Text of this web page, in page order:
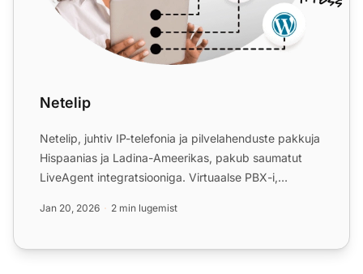
Netelip
Netelip, juhtiv IP-telefonia ja pilvelahenduste pakkuja
Hispaanias ja Ladina-Ameerikas, pakub saumatut
LiveAgent integratsiooniga. Virtuaalse PBX-i,
Jan 20, 2026 2 min lugemist